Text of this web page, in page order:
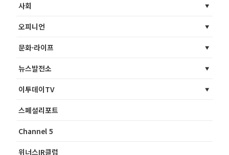
사회
오피니언
문화·라이프
뉴스발전소
이투데이TV
스페셜리포트
Channel 5
위너스IR클럽